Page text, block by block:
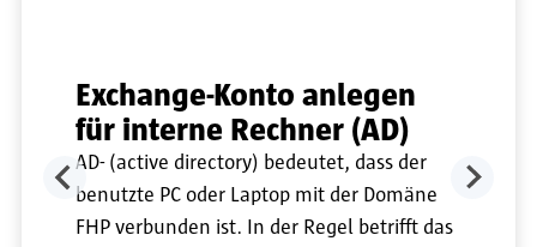
Exchange-Konto anlegen
für interne Rechner (AD)
AD- (active directory) bedeutet, dass der
benutzte PC oder Laptop mit der Domäne
FHP verbunden ist. In der Regel betrifft das